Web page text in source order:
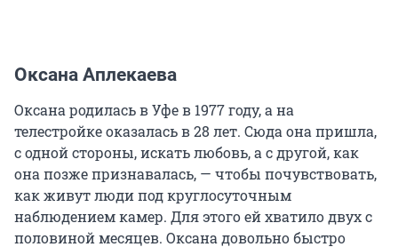
Оксана Аплекаева
Оксана родилась в Уфе в 1977 году, а на
телестройке оказалась в 28 лет. Сюда она пришла,
с одной стороны, искать любовь, а с другой, как
она позже признавалась, — чтобы почувствовать,
как живут люди под круглосуточным
наблюдением камер. Для этого ей хватило двух с
половиной месяцев. Оксана довольно быстро